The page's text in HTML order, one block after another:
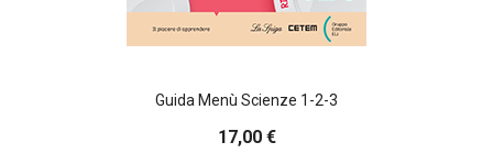
Guida Menù Scienze 1-2-3
17,00 €